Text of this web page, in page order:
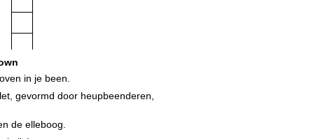
in je been.
gevormd door heupbeenderen,
de elleboog.